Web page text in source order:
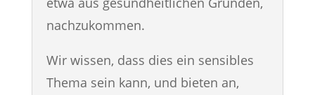
nachzukommen.
Wir wissen, dass dies ein sensibles
Thema sein kann, und bieten an,